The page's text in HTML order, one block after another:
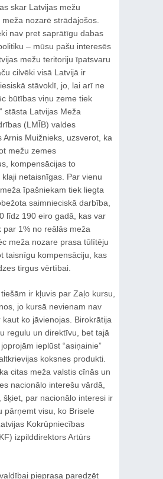
skar Latvijas mežu
nozarē strādājošos.
nav pret saprātīgu dabas
– mūsu pašu interesēs
mežu teritoriju īpatsvaru
cilvēki visā Latvijā ir
stāvoklī, jo, lai arī ne
būtības viņu zeme tiek
stāsta Latvijas Meža
(LMĪB) valdes
Arnis Muižnieks, uzsverot, ka
mežu zemes
kompensācijas to
netaisnīgas. Par vienu
īpašniekam tiek liegta
saimnieciskā darbība,
līdz 190 eiro gadā, kas var
par 1% no reālās meža
meža nozare prasa tūlītēju
taisnīgu kompensāciju, kas
tirgus vērtībai.
tiešām ir kļuvis par Zaļo kursu,
jo kursā nevienam nav
kaut ko jāvienojas. Birokrātija
regulu un direktīvu, bet tajā
ieplūst “asiņainie”
koksnes produkti.
citas meža valstis cīnās un
nacionālo interešu vārdā,
šķiet, par nacionālo interesi ir
pārņemt visu, ko Brisele
Kokrūpniecības
izpilddirektors Artūrs
pieprasa paredzēt